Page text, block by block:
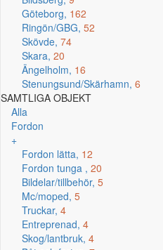
Göteborg, 162
Ringön/GBG, 52
Skövde, 74
Skara, 20
Ängelholm, 16
Stenungsund/Skärhamn, 6
SAMTLIGA OBJEKT
Alla
Fordon
+
Fordon lätta, 12
Fordon tunga , 20
Bildelar/tillbehör, 5
Mc/moped, 5
Truckar, 4
Entreprenad, 4
Skog/lantbruk, 4